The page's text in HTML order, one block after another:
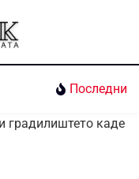
Последни